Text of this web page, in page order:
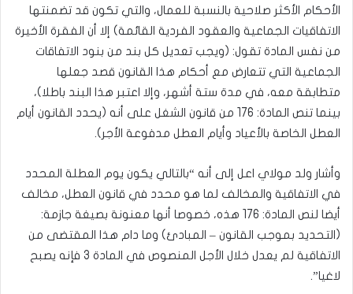
الأحكام الأكثر صلاحية بالنسبة للعمال، والتي تكون قد تضمنتها
الاتفاقيات الجماعية والعقود الفردية القائمة) إلا أن الفقرة الأخيرة
من نفس المادة تقول: (ويجب تعديل كل بند من بنود الاتفاقات
الجماعية التي تتعارض مع أحكام هذا القانون قصد جعلها
متطابقة معه، في مدة ستة أشهر، وإلا اعتبر هذا البند باطلا)،
بينما تنص المادة: 176 من قانون الشغل على أنه (يحدد القانون أيام
العطل الخاصة بالأعياد وأيام العطل مدفوعة الأجر).
وأشار ولد مولاي اعل إلى أنه “بالتالي يكون يوم العطلة المحدد
في الاتفاقية والمخالف لما هو محدد في قانون العطل، مخالف
أيضا لنص المادة: 176 هذه، خصوصا أنها معنونة بصيغة جازمة:
(التحديد بموجب القانون – المبادئ) وما دام هذا المقتضى من
الاتفاقية لم يعدل خلال الأجل المنصوص في المادة 3 فإنه يصبح
لاغيا”.